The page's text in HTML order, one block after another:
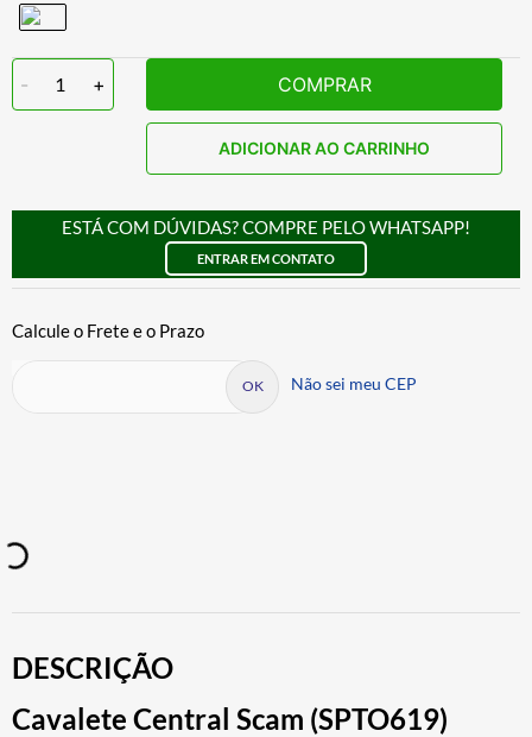
- 1 + COMPRAR
ADICIONAR AO CARRINHO
ESTÁ COM DÚVIDAS? COMPRE PELO WHATSAPP!
ENTRAR EM CONTATO
Não sei meu CEP
DESCRIÇÃO
Cavalete Central Scam (SPTO619)